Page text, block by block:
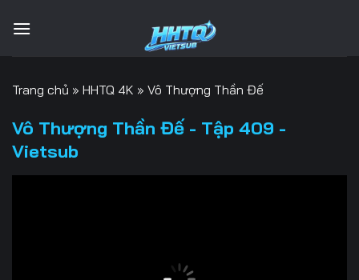
qua
Trang chủ » HHTQ 4K » Vô Thượng Thần Đế
Vô Thượng Thần Đế - Tập 409 -
Vietsub